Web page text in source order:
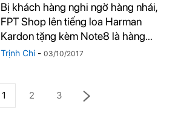
Bị khách hàng nghi ngờ hàng nhái,
FPT Shop lên tiếng loa Harman
Kardon tặng kèm Note8 là hàng...
Trịnh Chi - 03/10/2017
1 2 3